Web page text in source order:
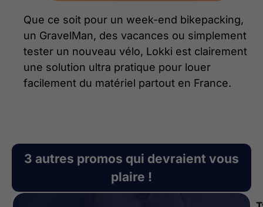
Que ce soit pour un week-end bikepacking,
un GravelMan, des vacances ou simplement
tester un nouveau vélo, Lokki est clairement
une solution ultra pratique pour louer
facilement du matériel partout en France.
3 autres promos qui devraient vous
plaire !